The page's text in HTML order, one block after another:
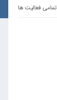
تمامی فعالیت ها